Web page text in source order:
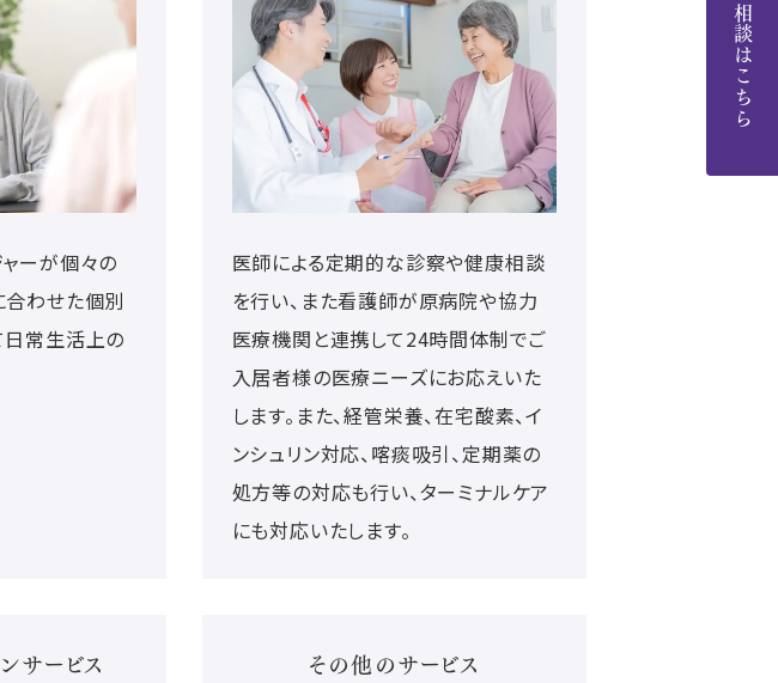
ーが個々の
わせた個別
常生活上の
医師による定期的な診察や健康相談
を行い、また看護師が原病院や協力
医療機関と連携して24時間体制でご
入居者様の医療ニーズにお応えいた
します。また、経管栄養、在宅酸素、イ
ンシュリン対応、喀痰吸引、定期薬の
処方等の対応も行い、ターミナルケア
にも対応いたします。
サービス その他のサービス
ご相談はこちら